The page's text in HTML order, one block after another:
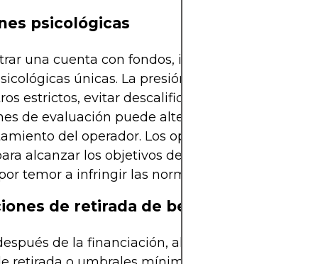
psicológicas
una cuenta con fondos, incluso una
únicas. La presión para operar dentro
estrictos, evitar descalificaciones y mantener
de evaluación puede alterar negativamente el
del operador. Los operadores pueden
alcanzar los objetivos de beneficios o operar
temor a infringir las normas.
de retirada de beneficios
de la financiación, algunas empresas